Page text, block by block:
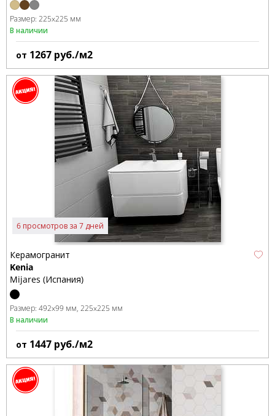
Размер: 225x225 мм
В наличии
от 1267 руб./м2
6 просмотров за 7 дней
Керамогранит
Kenia
Mijares (Испания)
Размер: 492x99 мм 225x225 мм
В наличии
от 1447 руб./м2